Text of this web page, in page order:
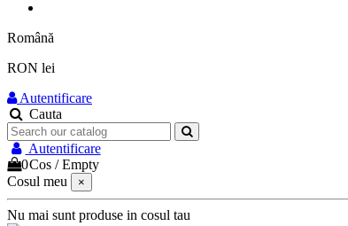
Română
RON lei
Autentificare
Cauta
Autentificare
0Cos /Empty
Cosul meu
×
Nu mai sunt produse in cosul tau